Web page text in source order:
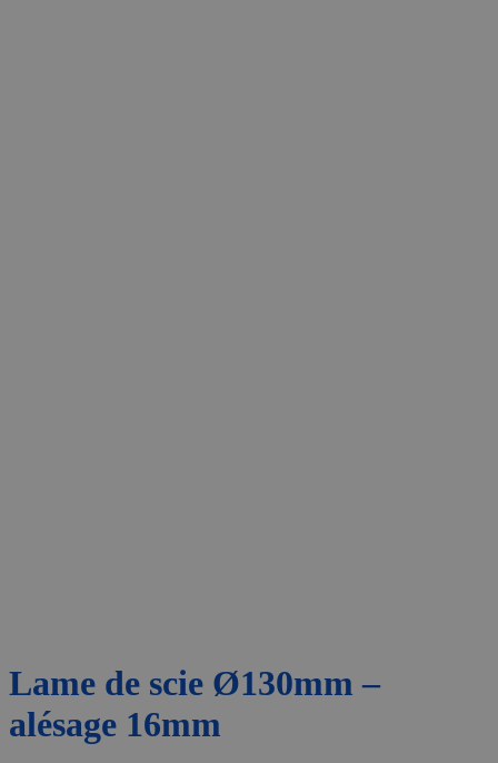
Lame de scie Ø130mm –
alésage 16mm